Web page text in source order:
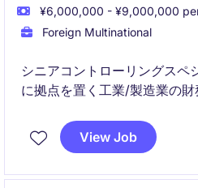
¥6,000,000 - ¥9,000,000
Foreign Multinational
シニアコントローリングスペ
に拠点を置く工業/製造業の
通じて、組織の財務目標達成
担います。
View Job